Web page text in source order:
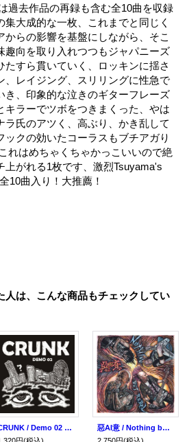
過去作品の再録も含む全10曲を収録
集大成的な一枚、これまでと同じく
からの影響を基盤にしながら、そこ
趣向を取り入れつつもジャパニーズ
たすら貫いていく、ロッキンに揺さ
、レイジング、スリリングに性急で
き、印象的な泣きのギターフレーズ
キラーでツボをつきまくった、やは
ラ氏のアツく、高ぶり、かき乱して
ックの効いたコーラスもブチアガり
れはめちゃくちゃかっこいいので絶
上がれる1枚です、激烈Tsuyama's
10曲入り！大推薦！
人は、こんな商品もチェックしてい
CRUNK / Demo 02 (cd) Break the records
惡AI意 / Nothing but rebel (cd) Break the records